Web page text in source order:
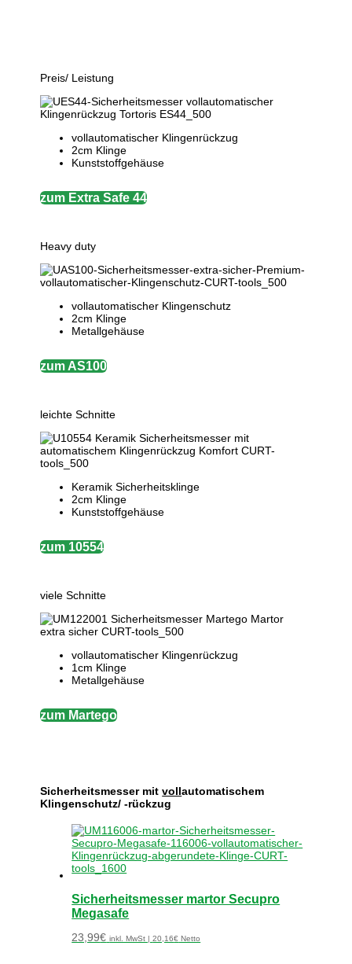
Preis/ Leistung
vollautomatischer Klingenrückzug
2cm Klinge
Kunststoffgehäuse
zum Extra Safe 44
Heavy duty
vollautomatischer Klingenschutz
2cm Klinge
Metallgehäuse
zum AS100
leichte Schnitte
Keramik Sicherheitsklinge
2cm Klinge
Kunststoffgehäuse
zum 10554
viele Schnitte
vollautomatischer Klingenrückzug
1cm Klinge
Metallgehäuse
zum Martego
Sicherheitsmesser mitvollautomatischem
Klingenschutz/ -rückzug
Sicherheitsmesser martor Secupro
Megasafe
23,99€ inkl. MwSt |20,16€ Netto